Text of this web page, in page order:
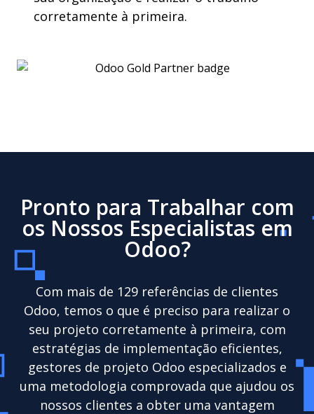
corretamente à primeira.
Pronto para Trabalhar com
os Nossos Especialistas em
Odoo?
Com mais de 129 referências de clientes
Odoo, temos o que é preciso para realizar o
seu projeto corretamente à primeira, com
estratégias de implementação eficientes,
gestores de projeto Odoo especializados e
uma metodologia comprovada que ajudou os
nossos clientes a obter uma vantagem